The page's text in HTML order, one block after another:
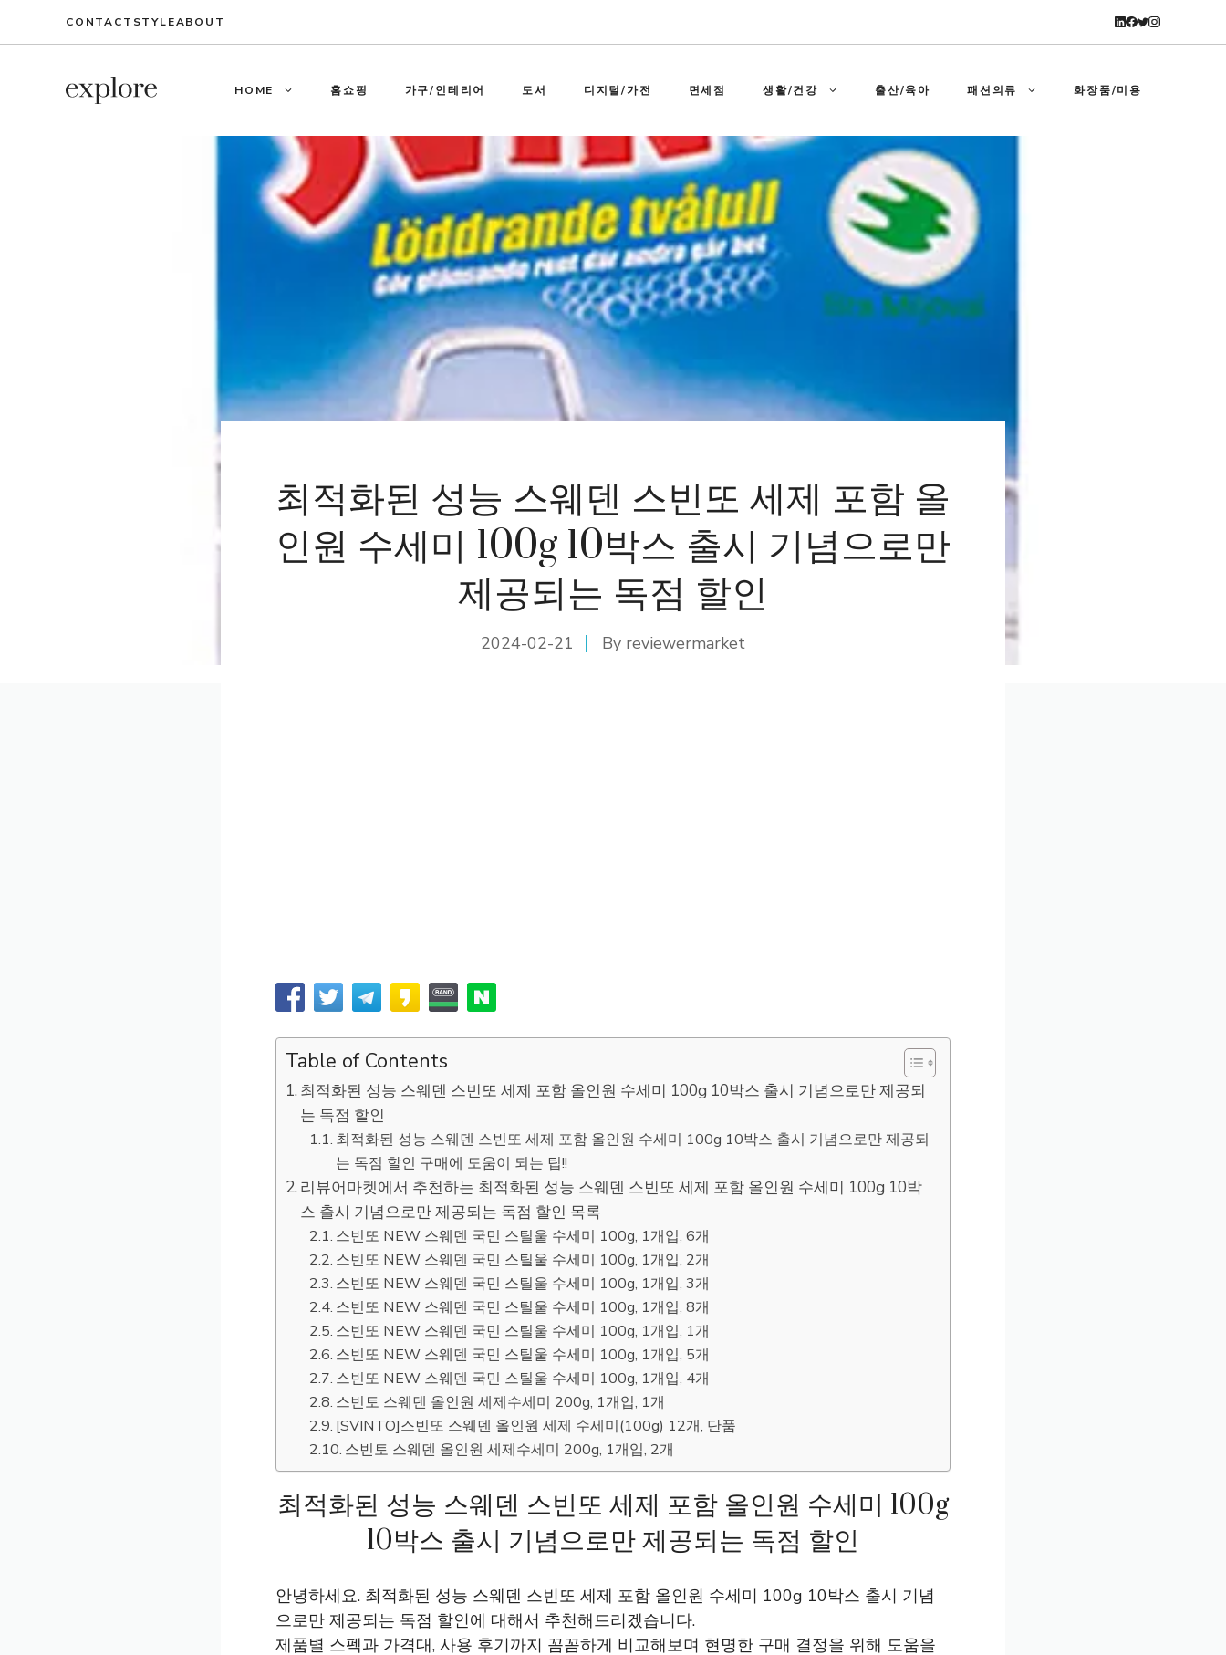
CONTACT STYLEABOUT
HOME 홈쇼핑 가구/인테리어 도서 디지털/가전 면세점 생활/건강 출산/육아 패션의류 화장품/미용
최적화된 성능 스웨덴 스빈또 세제 포함 올
인원 수세미 100g 10박스 출시 기념으로만
제공되는 독점 할인
2024-02-21 By reviewermarket
Table of Contents
최적화된 성능 스웨덴 스빈또 세제 포함 올인원 수세미 100g 10박스 출시 기념으로만 제공되
는 독점 할인
최적화된 성능 스웨덴 스빈또 세제 포함 올인원 수세미 100g 10박스 출시 기념으로만 제공되
는 독점 할인 구매에 도움이 되는 팁!!
리뷰어마켓에서 추천하는 최적화된 성능 스웨덴 스빈또 세제 포함 올인원 수세미 100g 10박
스 출시 기념으로만 제공되는 독점 할인 목록
스빈또 NEW 스웨덴 국민 스틸울 수세미 100g, 1개입, 6개
스빈또 NEW 스웨덴 국민 스틸울 수세미 100g, 1개입, 2개
스빈또 NEW 스웨덴 국민 스틸울 수세미 100g, 1개입, 3개
스빈또 NEW 스웨덴 국민 스틸울 수세미 100g, 1개입, 8개
스빈또 NEW 스웨덴 국민 스틸울 수세미 100g, 1개입, 1개
스빈또 NEW 스웨덴 국민 스틸울 수세미 100g, 1개입, 5개
스빈또 NEW 스웨덴 국민 스틸울 수세미 100g, 1개입, 4개
스빈토 스웨덴 올인원 세제수세미 200g, 1개입, 1개
[SVINTO]스빈또 스웨덴 올인원 세제 수세미(100g) 12개, 단품
스빈토 스웨덴 올인원 세제수세미 200g, 1개입, 2개
최적화된 성능 스웨덴 스빈또 세제 포함 올인원 수세미 100g
10박스 출시 기념으로만 제공되는 독점 할인
안녕하세요. 최적화된 성능 스웨덴 스빈또 세제 포함 올인원 수세미 100g 10박스 출시 기념
으로만 제공되는 독점 할인에 대해서 추천해드리겠습니다.
제품별 스펙과 가격대, 사용 후기까지 꼼꼼하게 비교해보며 현명한 구매 결정을 위해 도움을